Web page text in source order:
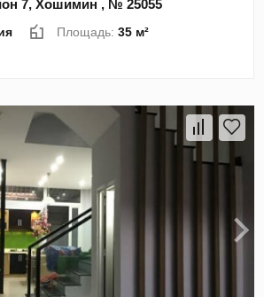
7, Хошимин , № 25055
Площадь:35 м²